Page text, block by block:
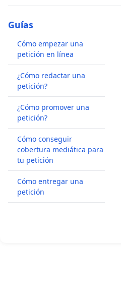
Guías
Cómo empezar una
petición en línea
¿Cómo redactar una
petición?
¿Cómo promover una
petición?
Cómo conseguir
cobertura mediática para
tu petición
Cómo entregar una
petición